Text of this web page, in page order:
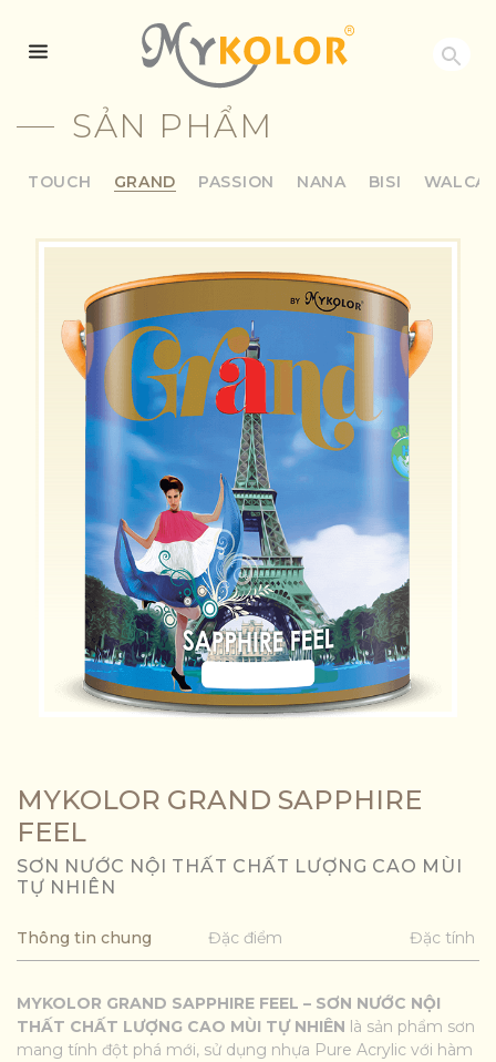
MYKOLOR
SẢN PHẨM
TOUCH GRAND PASSION NANA BISI
MYKOLOR GRAND SAPPHIRE
FEEL
SƠN NƯỚC NỘI THẤT CHẤT LƯỢNG CAO MÙI
TỰ NHIÊN
Thông tin chung Đặc điểm Đặc tính
MYKOLOR GRAND SAPPHIRE FEEL – SƠN NƯỚC NỘI
THẤT CHẤT LƯỢNG CAO MÙI TỰ NHIÊN là sản phẩm sơn
mang tính đột phá mới, sử dụng nhựa Pure Acrylic với hàm